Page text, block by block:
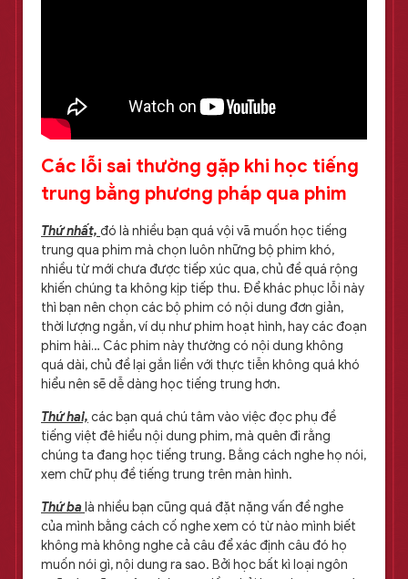
Các lỗi sai thường gặp khi học tiếng
trung bằng phương pháp qua phim
Thứ nhất, đó là nhiều bạn quá vội vã muốn học tiếng
trung qua phim mà chọn luôn những bộ phim khó,
nhiều từ mới chưa được tiếp xúc qua, chủ đề quá rộng
khiến chúng ta không kịp tiếp thu. Để khác phục lỗi này
thì bạn nên chọn các bộ phim có nội dung đơn giản,
thời lượng ngắn, ví dụ như phim hoạt hình, hay các đoạn
phim hài… Các phim này thường có nội dung không
quá dài, chủ đề lại gắn liền với thực tiễn không quá khó
hiểu nên sẽ dễ dàng học tiếng trung hơn.
Thứ hai, các bạn quá chú tâm vào việc đọc phụ đề
tiếng việt đê hiểu nội dung phim, mà quên đi rằng
chúng ta đang học tiếng trung. Bằng cách nghe họ nói,
xem chữ phụ đề tiếng trung trên màn hình.
Thứ ba là nhiều bạn cũng quá đặt nặng vấn đề nghe
của mình bằng cách cố nghe xem có từ nào mình biết
không mà không nghe cả câu để xác định câu đó họ
muốn nói gì, nội dung ra sao. Bởi học bất kì loại ngôn